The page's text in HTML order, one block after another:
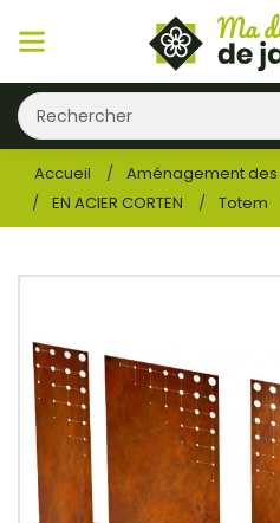
Accueil
Aménagement des
EN ACIER CORTEN
Totem